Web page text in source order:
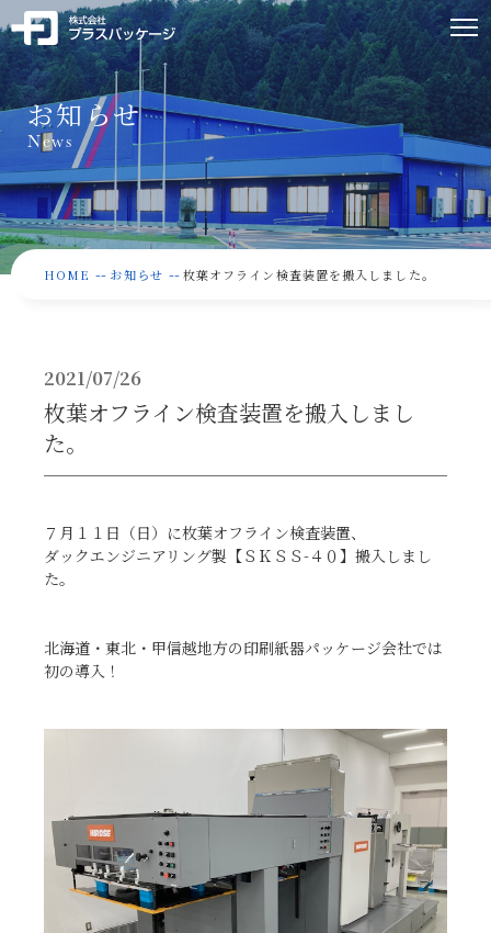
お知らせ
News
HOME -- お知らせ --枚葉オフライン検査装置を搬入しました。
2021/07/26
枚葉オフライン検査装置を搬入しまし
た。
７月１１日（日）に枚葉オフライン検査装置、
ダックエンジニアリング製【ＳＫＳＳ-４０】搬入しまし
た。
北海道・東北・甲信越地方の印刷紙器パッケージ会社では
初の導入！